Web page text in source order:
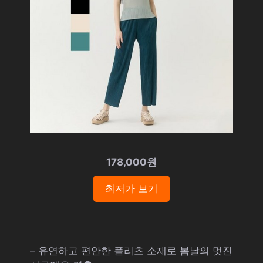
178,000원
최저가 보기
– 유연하고 편안한 플리츠 소재로 봄날의 멋진